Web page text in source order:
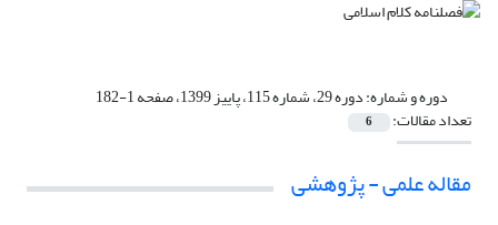
دوره و شماره:دوره 29، شماره 115، پاییز 1399، صفحه 1-182
تعداد مقالات: 6
مقاله علمی - پژوهشی